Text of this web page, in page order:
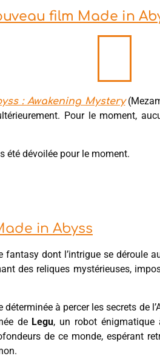
film Made in
: Awakening Mystery
Pour le moment,
été dévoilée pour le moment.
in Abyss
dont l’intrigue se déroule
des reliques mystérieuses,
déterminée à percer les secrets de
de Legu, un robot énigmatique
de ce monde, espérant